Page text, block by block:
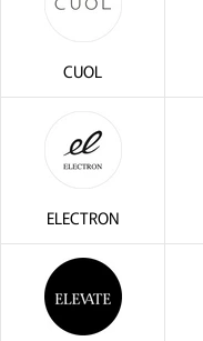
サブリミック正規
ださい。
CUOL
ELECTRON